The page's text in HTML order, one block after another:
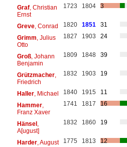
Graf, Christian
Ernst
1723 1804 3
Greve, Conrad 1820 1851
31
Grimm , Julius
Otto
1827 1903 24
Groß, Johann
Benjamin
1809 1848 39
Grützmacher,
Friedrich
1832 1903 19
Haller, Michael 1840 1915
11
Hammer,
Franz Xaver
1741 1817 16
Hänsel,
A[ugust]
1832 1860 19
Harder, August 1775 1813
12